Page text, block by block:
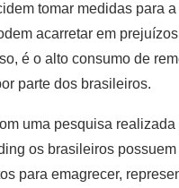
tomar medidas para
acarretar em
é o alto consumo de
parte dos brasileiros.
uma pesquisa
os brasileiros
para emagrecer,